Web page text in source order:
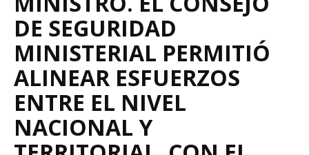
DE SEGURIDAD
MINISTERIAL PERMITIÓ
ALINEAR ESFUERZOS
ENTRE EL NIVEL
NACIONAL Y